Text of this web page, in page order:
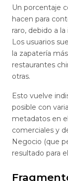
Un porcentaje
hacen para
raro, debido a
Los usuarios
la zapatería
restaurantes
otras.
Esto vuelve
posible con
metadatos en
comerciales y
Negocio (que
resultado para